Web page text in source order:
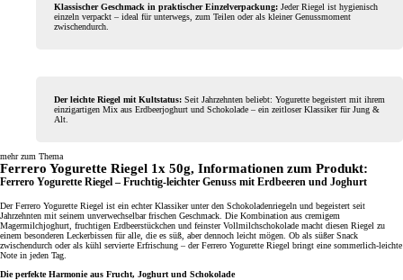
Klassischer Geschmack in praktischer Einzelverpackung: Jeder Riegel ist hygienisch
einzeln verpackt – ideal für unterwegs, zum Teilen oder als kleiner Genussmoment
zwischendurch.
Der leichte Riegel mit Kultstatus: Seit Jahrzehnten beliebt: Yogurette begeistert mit ihrem
einzigartigen Mix aus Erdbeerjoghurt und Schokolade – ein zeitloser Klassiker für Jung &
Alt.
mehr zum Thema
Ferrero Yogurette Riegel 1x 50g, Informationen zum Produkt:
Ferrero Yogurette Riegel – Fruchtig-leichter Genuss mit Erdbeeren und Joghurt
Der Ferrero Yogurette Riegel ist ein echter Klassiker unter den Schokoladenriegeln und begeistert seit
Jahrzehnten mit seinem unverwechselbar frischen Geschmack. Die Kombination aus cremigem
Magermilchjoghurt, fruchtigen Erdbeerstückchen und feinster Vollmilchschokolade macht diesen Riegel zu
einem besonderen Leckerbissen für alle, die es süß, aber dennoch leicht mögen. Ob als süßer Snack
zwischendurch oder als kühl servierte Erfrischung – der Ferrero Yogurette Riegel bringt eine sommerlich-leichte
Note in jeden Tag.
Die perfekte Harmonie aus Frucht, Joghurt und Schokolade